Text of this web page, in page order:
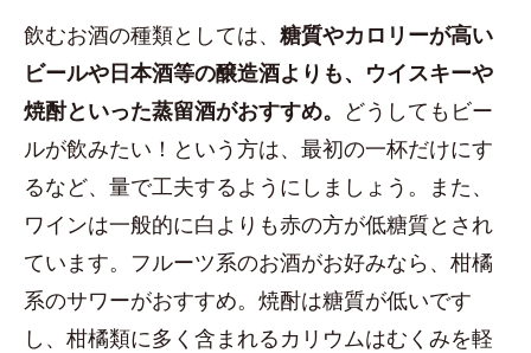
飲むお酒の種類としては、 糖質やカロリーが高い
ビールや日本酒等の醸造酒よりも、ウイスキーや
焼酎といった蒸留酒がおすすめ。 どうしてもビー
ルが飲みたい！という方は、最初の一杯だけにす
るなど、量で工夫するようにしましょう。また、
ワインは一般的に白よりも赤の方が低糖質とされ
ています。フルーツ系のお酒がお好みなら、柑橘
系のサワーがおすすめ。焼酎は糖質が低いです
し、柑橘類に多く含まれるカリウムはむくみを軽